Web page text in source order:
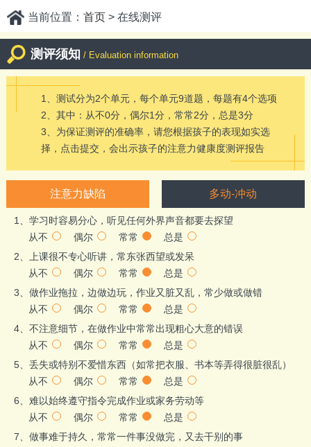
当前位置： 首页 > 在线测评
测评须知 / Evaluation information
1、测试分为2个单元，每个单元9道题，每题有4个选项
2、其中：从不0分，偶尔1分，常常2分，总是3分
3、为保证测评的准确率，请您根据孩子的表现如实选
择，点击提交，会出示孩子的注意力健康度测评报告
注意力缺陷 多动-冲动
1、学习时容易分心，听见任何外界声音都要去探望
从不
偶尔 常常
总是
2、上课很不专心听讲，常东张西望或发呆
从不
偶尔 常常
总是
3、做作业拖拉，边做边玩，作业又脏又乱，常少做或做错
从不
偶尔 常常
总是
4、不注意细节，在做作业中常常出现粗心大意的错误
从不
偶尔 常常
总是
5、丢失或特别不爱惜东西（如常把衣服、书本等弄得很脏很乱）
从不
偶尔 常常
总是
6、难以始终遵守指令完成作业或家务劳动等
从不
偶尔 常常
总是
7、做事难于持久，常常一件事没做完，又去干别的事